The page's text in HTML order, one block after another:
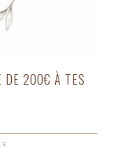
DE 200€ À TES